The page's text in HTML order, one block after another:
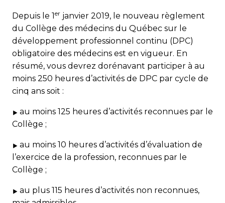
Depuis le 1er janvier 2019, le nouveau règlement
du Collège des médecins du Québec sur le
dévelop­pement professionnel continu (DPC)
obligatoire des médecins est en vigueur. En
résumé, vous de­vrez dorénavant participer à au
moins 250 heures d’activités de DPC par cycle de
cinq ans soit :
au moins 125 heures d’activités reconnues par le
Collège ;
au moins 10 heures d’activités d’évaluation de
l’exercice de la profession, reconnues par le
Collège ;
au plus 115 heures d’activités non reconnues,